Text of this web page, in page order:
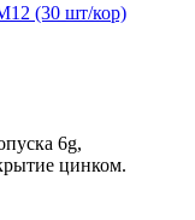
(30 шт/кор)
6g,
цинком.